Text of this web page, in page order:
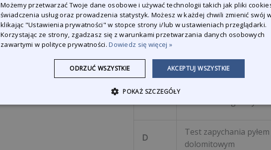
FF Maska filtracyjna
A
Filtr aerozolowy
Filtr cząstek stałych
D
Test zapychania pyłem
dolomitowym
Możemy przetwarzać Twoje dane osobowe i używać technologii takich jak pliki
świadczenia usług oraz prowadzenia statystyk. Możesz w każdej chwili zmienić swój
klikając "Ustawienia prywatności" w stopce strony i/lub w ustawieniach przeglądarki.
Korzystając ze strony, zgadzasz się z warunkami przetwarzania danych osobowych
zawartymi w polityce prywatności.Dowiedz się więcej »
AKCEPTUJ WSZYSTKIE
ODRZUĆ WSZYSTKIE
POKAŻ SZCZEGÓŁY